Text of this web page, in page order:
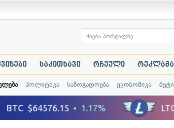
საკითხავი რჩეული რეკლამა
პოლიტიკა საზოგადოება ეკონომიკა მეტი